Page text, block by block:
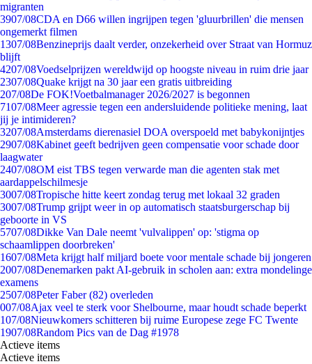
migranten
3907/08CDA en D66 willen ingrijpen tegen 'gluurbrillen' die mensen
ongemerkt filmen
1307/08Benzineprijs daalt verder, onzekerheid over Straat van Hormuz
blijft
4207/08Voedselprijzen wereldwijd op hoogste niveau in ruim drie jaar
2307/08Quake krijgt na 30 jaar een gratis uitbreiding
207/08De FOK!Voetbalmanager 2026/2027 is begonnen
7107/08Meer agressie tegen een andersluidende politieke mening, laat
jij je intimideren?
3207/08Amsterdams dierenasiel DOA overspoeld met babykonijntjes
2907/08Kabinet geeft bedrijven geen compensatie voor schade door
laagwater
2407/08OM eist TBS tegen verwarde man die agenten stak met
aardappelschilmesje
3007/08Tropische hitte keert zondag terug met lokaal 32 graden
3007/08Trump grijpt weer in op automatisch staatsburgerschap bij
geboorte in VS
5707/08Dikke Van Dale neemt 'vulvalippen' op: 'stigma op
schaamlippen doorbreken'
1607/08Meta krijgt half miljard boete voor mentale schade bij jongeren
2007/08Denemarken pakt AI-gebruik in scholen aan: extra mondelinge
examens
2507/08Peter Faber (82) overleden
007/08Ajax veel te sterk voor Shelbourne, maar houdt schade beperkt
107/08Nieuwkomers schitteren bij ruime Europese zege FC Twente
1907/08Random Pics van de Dag #1978
Actieve items
Actieve items